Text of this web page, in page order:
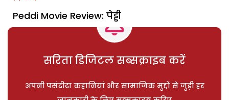
Peddi Movie Review: पेड्डी
सरिता डिजिटल सब्सक्राइब करें
अपनी पसंदीदा कहानियां और सामाजिक मुद्दों से जुड़ी हर